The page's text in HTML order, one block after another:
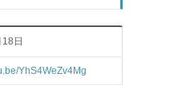
日
YhS4WeZv4Mg